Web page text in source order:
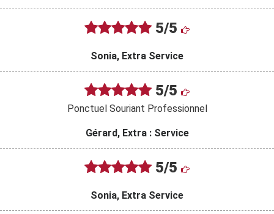
5/5
Sonia, Extra Service
5/5
Ponctuel Souriant Professionnel
Gérard, Extra : Service
5/5
Sonia, Extra Service